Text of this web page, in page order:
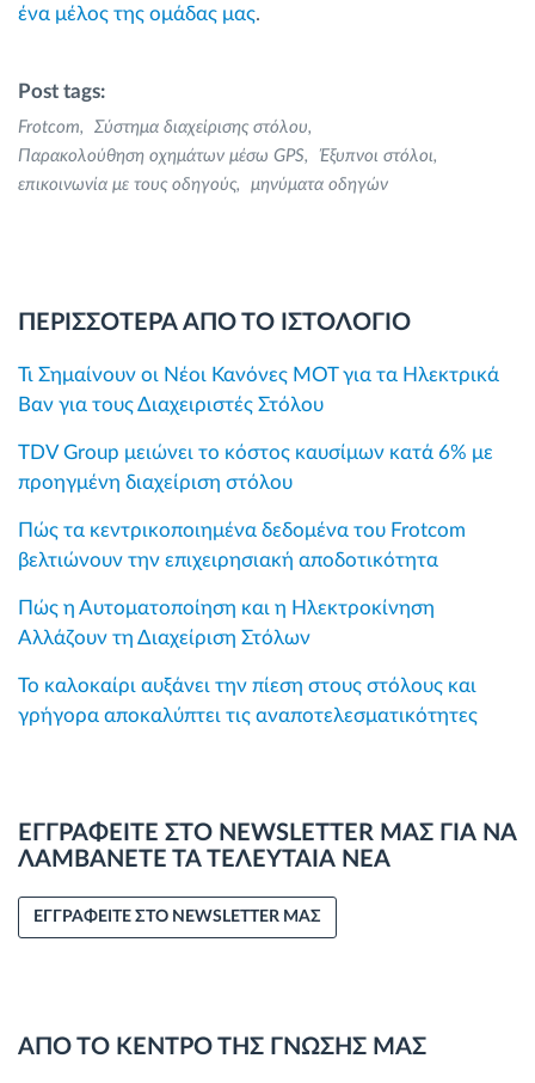
ένα μέλος της ομάδας μας.
Post tags:
Frotcom
Σύστημα διαχείρισης στόλου
Παρακολούθηση οχημάτων μέσω GPS
Έξυπνοι στόλοι
επικοινωνία με τους οδηγούς
μηνύματα οδηγών
ΠΕΡΙΣΣΟΤΕΡΑ ΑΠΟ ΤΟ ΙΣΤΟΛΟΓΙΟ
Τι Σημαίνουν οι Νέοι Κανόνες MOT για τα Ηλεκτρικά
Βαν για τους Διαχειριστές Στόλου
TDV Group μειώνει το κόστος καυσίμων κατά 6% με
προηγμένη διαχείριση στόλου
Πώς τα κεντρικοποιημένα δεδομένα του Frotcom
βελτιώνουν την επιχειρησιακή αποδοτικότητα
Πώς η Αυτοματοποίηση και η Ηλεκτροκίνηση
Αλλάζουν τη Διαχείριση Στόλων
Το καλοκαίρι αυξάνει την πίεση στους στόλους και
γρήγορα αποκαλύπτει τις αναποτελεσματικότητες
ΕΓΓΡΑΦΕΙΤΕ ΣΤΟ NEWSLETTER ΜΑΣ ΓΙΑ ΝΑ
ΛΑΜΒΑΝΕΤΕ ΤΑ ΤΕΛΕΥΤΑΙΑ ΝΕΑ
ΕΓΓΡΑΦΕΙΤΕ ΣΤΟ NEWSLETTER ΜΑΣ
ΑΠΟ ΤΟ ΚΕΝΤΡΟ ΤΗΣ ΓΝΩΣΗΣ ΜΑΣ